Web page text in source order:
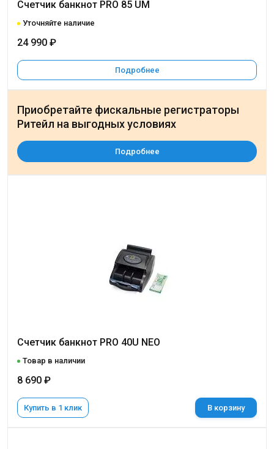
Счетчик банкнот PRO 85 UM
Уточняйте наличие
24 990 ₽
Подробнее
Счетчик банкнот PRO 40U NEO
Товар в наличии
8 690 ₽
Купить в 1 клик В корзину
Приобретайте фискальные регистраторы
Ритейл на выгодных условиях
Подробнее